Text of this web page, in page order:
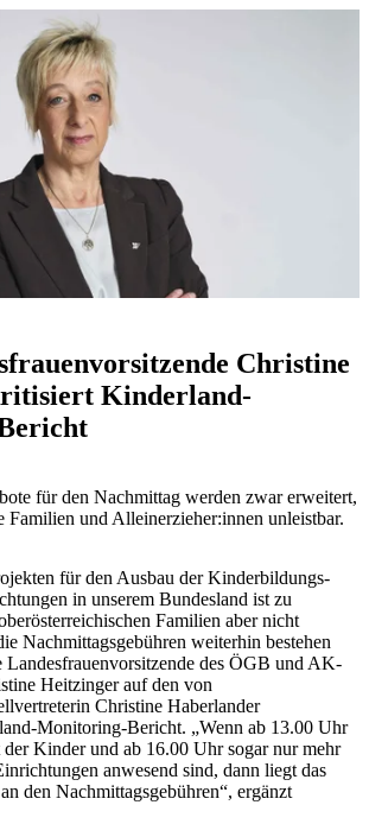
Christine
Kinderland-
für den Nachmittag werden zwar erweitert,
Familien und Alleinerzieher:innen unleistbar.
für den Ausbau der Kinderbildungs-
in unserem Bundesland ist zu
Familien aber nicht
Nachmittagsgebühren weiterhin bestehen
Landesfrauenvorsitzende des ÖGB und AK-
Heitzinger auf den von
Christine Haberlander
Monitoring-Bericht. „Wenn ab 13.00 Uhr
Kinder und ab 16.00 Uhr sogar nur mehr
anwesend sind, dann liegt das
den Nachmittagsgebühren“, ergänzt